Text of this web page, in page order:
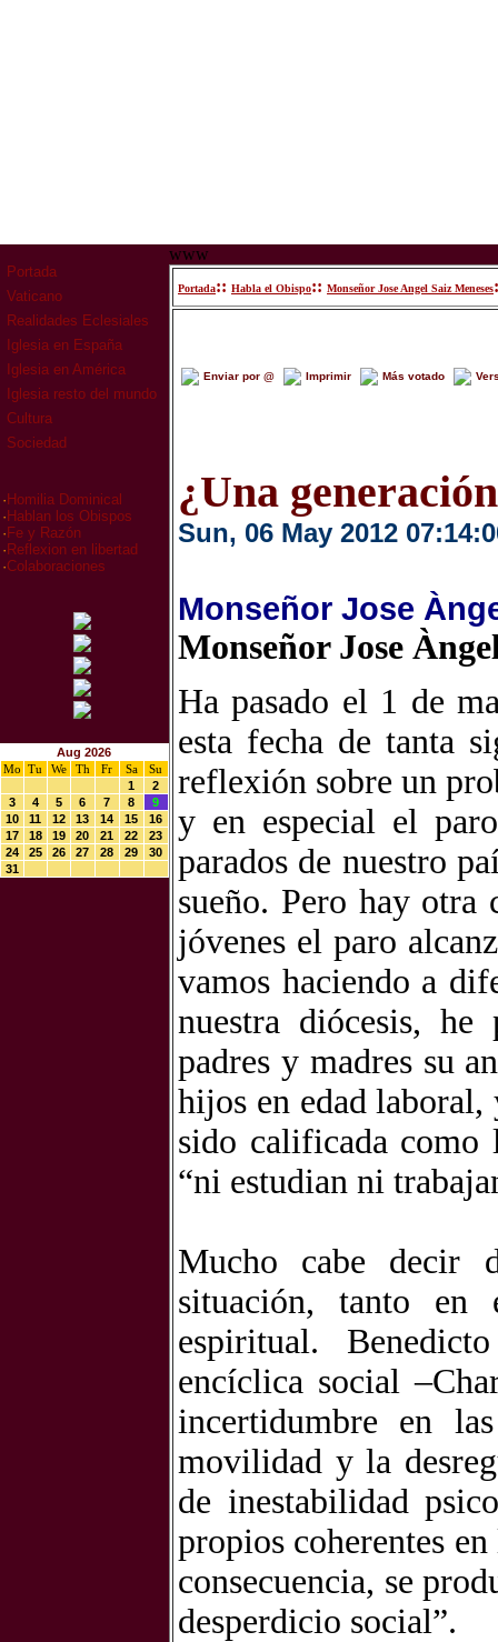
Portada
Vaticano
Realidades Eclesiales
Iglesia en España
Iglesia en América
Iglesia resto del mundo
Cultura
Sociedad
· Homilia Dominical
· Hablan los Obispos
· Fe y Razón
· Reflexion en libertad
·Colaboraciones
Aug 2026
Mo
Tu We Th Fr Sa
Su
1
2
3
4 5 6 7 8
9
10
11 12 13 14 15
16
17
18 19 20 21 22
23
24
25 26 27 28 29
30
31
www
Portada:: Habla el Obispo:: Monseñor Jose Angel Saiz Meneses
Enviar por @ Imprimir Más votado
¿Una
Sun, 06 May 2012
Monseñor Jose
Monseñor Jose
Ha pasado el 1 de
esta fecha de tanta
reflexión sobre un
y en especial el
parados de nuestro
sueño. Pero hay otra
jóvenes el paro
vamos haciendo a
nuestra diócesis,
padres y madres su
hijos en edad laboral,
sido calificada como
“ni estudian ni
Mucho cabe decir
situación, tanto en
espiritual.
encíclica social
incertidumbre en
movilidad y la
de inestabilidad
propios coherentes
consecuencia, se
desperdicio social”.